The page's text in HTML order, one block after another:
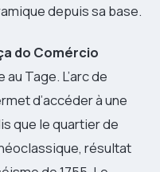
depuis sa base.
do Comércio
Tage. L’arc de
d’accéder à une
que le quartier de
résultat